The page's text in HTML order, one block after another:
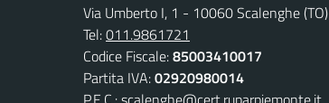
Via Umberto I, 1 - 10060 Scalenghe (TO)
Tel:011.9861721
Codice Fiscale:85003410017
Partita IVA:02920980014